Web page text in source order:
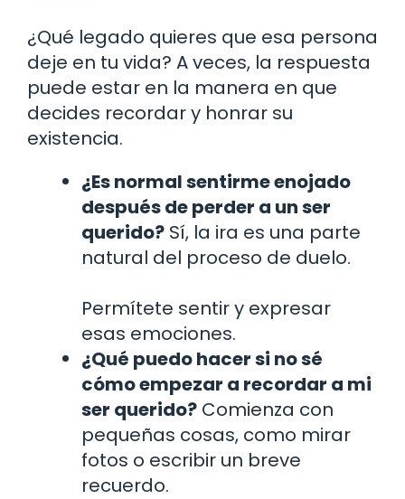
¿Qué legado quieres que esa persona
deje en tu vida? A veces, la respuesta
puede estar en la manera en que
decides recordar y honrar su
existencia.
¿Es normal sentirme enojado
después de perder a un ser
querido? Sí, la ira es una parte
natural del proceso de duelo.
Permítete sentir y expresar
esas emociones.
¿Qué puedo hacer si no sé
cómo empezar a recordar a mi
ser querido? Comienza con
pequeñas cosas, como mirar
fotos o escribir un breve
recuerdo.